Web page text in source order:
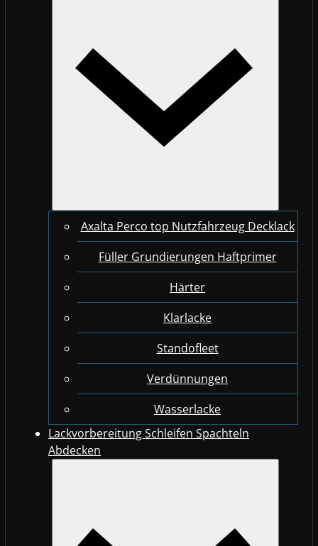
Axalta Perco top Nutzfahrzeug Decklack
Füller Grundierungen Haftprimer
Härter
Klarlacke
Standofleet
Verdünnungen
Wasserlacke
Lackvorbereitung Schleifen Spachteln
Abdecken